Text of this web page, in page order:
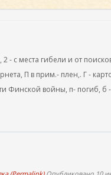
с места гибели и от
П в прим.- плен,. Г -
Финской войны, п- погиб, б -